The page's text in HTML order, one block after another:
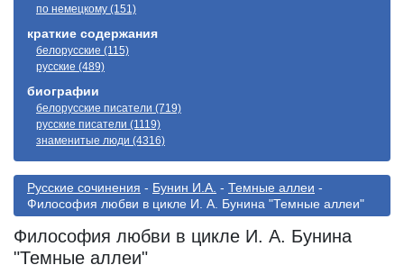
по немецкому (151)
краткие содержания
белорусские (115)
русские (489)
биографии
белорусские писатели (719)
русские писатели (1119)
знаменитые люди (4316)
Русские сочинения - Бунин И.А. - Темные аллеи -
Философия любви в цикле И. А. Бунина "Темные аллеи"
Философия любви в цикле И. А. Бунина
"Темные аллеи"